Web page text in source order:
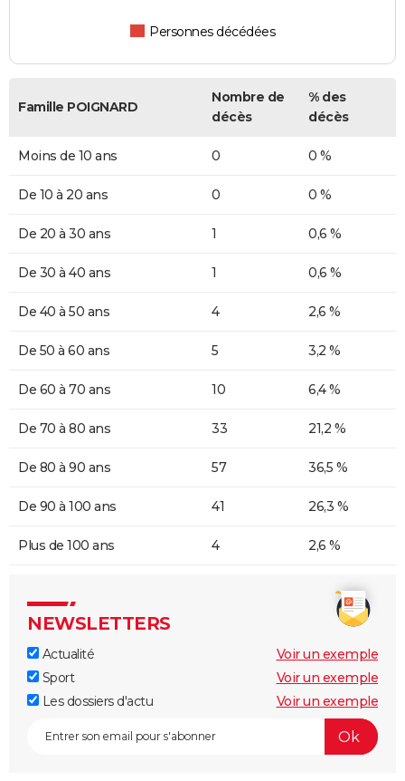
Personnes décédées
Famille POIGNARD
Nombre de
décès
% des
décès
Moins de 10 ans 0 0 %
De 10 à 20 ans 0 0 %
De 20 à 30 ans 1 0,6 %
De 30 à 40 ans 1 0,6 %
De 40 à 50 ans 4 2,6 %
De 50 à 60 ans 5 3,2 %
De 60 à 70 ans 10 6,4 %
De 70 à 80 ans 33 21,2 %
De 80 à 90 ans 57 36,5 %
De 90 à 100 ans 41 26,3 %
Plus de 100 ans 4 2,6 %
NEWSLETTERS
Actualité
Voir un exemple
Sport
Voir un exemple
Les dossiers d'actu
Voir un exemple